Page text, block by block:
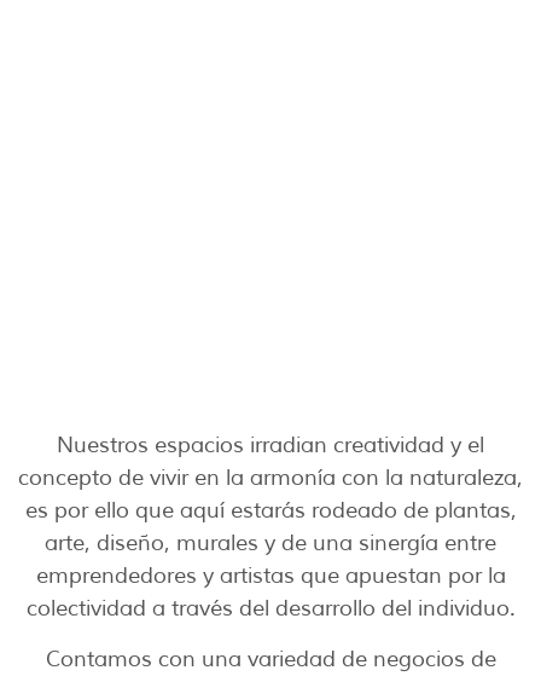
Nuestros espacios irradian creatividad y el
concepto de vivir en la armonía con la naturaleza,
es por ello que aquí estarás rodeado de plantas,
arte, diseño, murales y de una sinergía entre
emprendedores y artistas que apuestan por la
colectividad a través del desarrollo del individuo.
Contamos con una variedad de negocios de